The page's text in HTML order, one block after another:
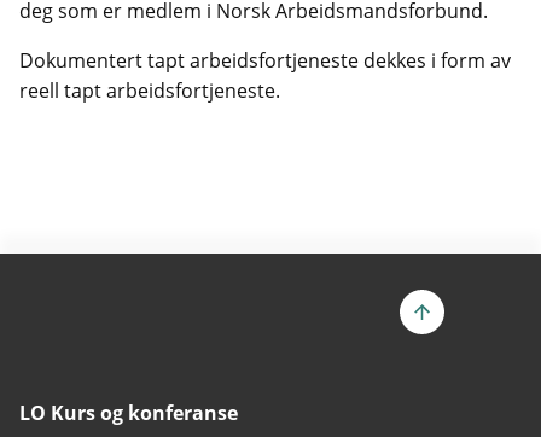
deg som er medlem i Norsk Arbeidsmandsforbund.
Dokumentert tapt arbeidsfortjeneste dekkes i form av
reell tapt arbeidsfortjeneste.
LO Kurs og konferanse